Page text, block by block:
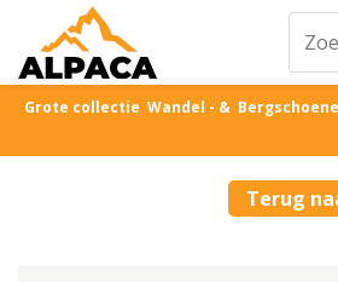
Grote collectie Wandel - &
Terug